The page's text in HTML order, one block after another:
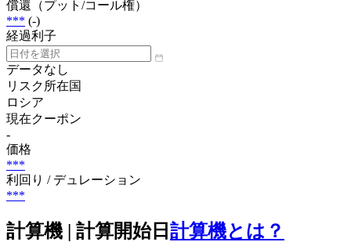
償還（プット/コール権）
*** (-)
経過利子
データなし
リスク所在国
ロシア
現在クーポン
-
価格
***
利回り / デュレーション
***
計算機 | 計算開始日 計算機とは？